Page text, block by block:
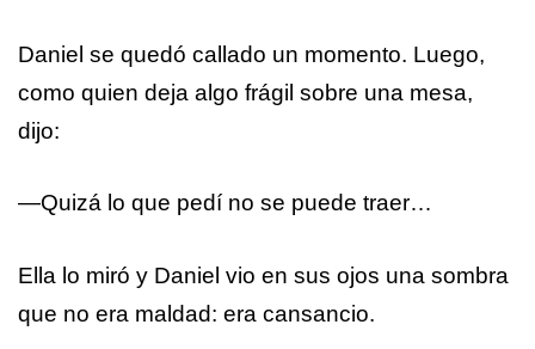
Daniel se quedó callado un momento. Luego,
como quien deja algo frágil sobre una mesa,
dijo:
—Quizá lo que pedí no se puede traer…
Ella lo miró y Daniel vio en sus ojos una sombra
que no era maldad: era cansancio.